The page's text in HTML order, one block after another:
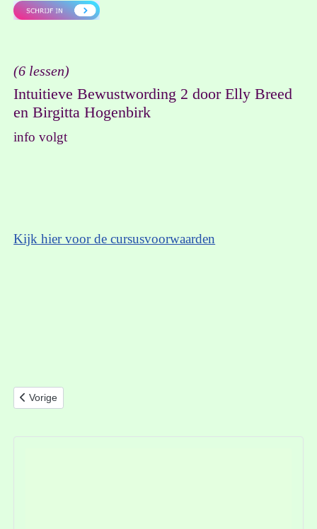
(6 lessen)
Intuitieve Bewustwording 2 door Elly Breed
en Birgitta Hogenbirk
info volgt
Kijk hier voor de cursusvoorwaarden
Vorig artikel: Cursusvoorwaarden 2024
Vorige